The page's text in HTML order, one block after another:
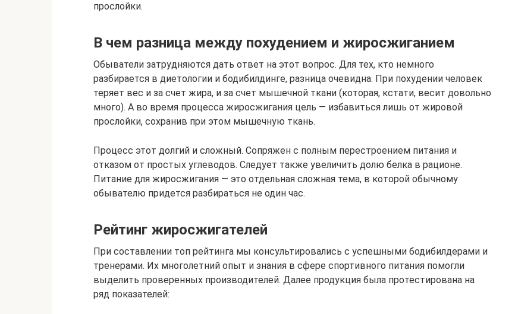
прослойки.
В чем разница между похудением и жиросжиганием
Обыватели затрудняются дать ответ на этот вопрос. Для тех, кто немного
разбирается в диетологии и бодибилдинге, разница очевидна. При похудении человек
теряет вес и за счет жира, и за счет мышечной ткани (которая, кстати, весит довольно
много). А во время процесса жиросжигания цель — избавиться лишь от жировой
прослойки, сохранив при этом мышечную ткань.
Процесс этот долгий и сложный. Сопряжен с полным перестроением питания и
отказом от простых углеводов. Следует также увеличить долю белка в рационе.
Питание для жиросжигания — это отдельная сложная тема, в которой обычному
обывателю придется разбираться не один час.
Рейтинг жиросжигателей
При составлении топ рейтинга мы консультировались с успешными бодибилдерами и
тренерами. Их многолетний опыт и знания в сфере спортивного питания помогли
выделить проверенных производителей. Далее продукция была протестирована на
ряд показателей: